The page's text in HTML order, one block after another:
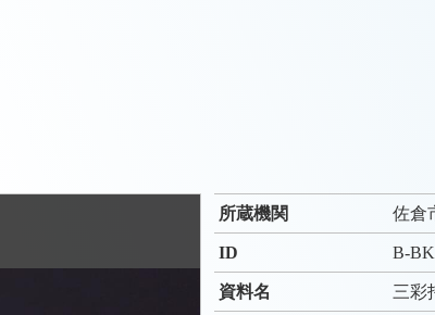
所蔵機関 佐倉
ID B-
資料名 三彩